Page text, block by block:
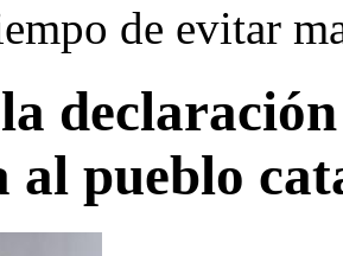
de evitar
la
al pueblo